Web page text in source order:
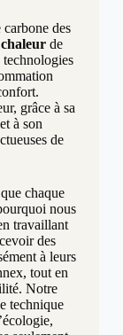
des
de
technologies
grâce à sa
à son
de
chaque
nous
travaillant
des
à leurs
tout en
Notre
technique